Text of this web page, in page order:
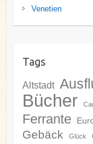
Venetien
Tags
Altstadt
Bücher
Ferrante
Gebäck Glück